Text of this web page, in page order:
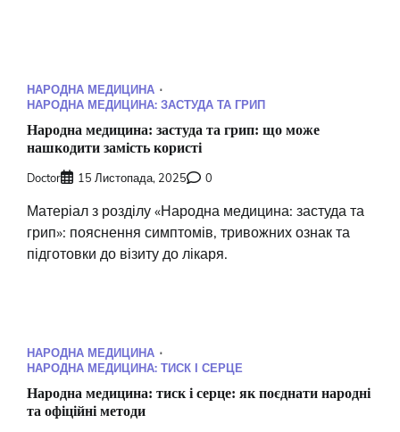
НАРОДНА МЕДИЦИНА
НАРОДНА МЕДИЦИНА: ЗАСТУДА ТА ГРИП
Народна медицина: застуда та грип: що може
нашкодити замість користі
Doctor 15 Листопада, 2025 0
Матеріал з розділу «Народна медицина: застуда та
грип»: пояснення симптомів, тривожних ознак та
підготовки до візиту до лікаря.
НАРОДНА МЕДИЦИНА
НАРОДНА МЕДИЦИНА: ТИСК І СЕРЦЕ
Народна медицина: тиск і серце: як поєднати народні
та офіційні методи